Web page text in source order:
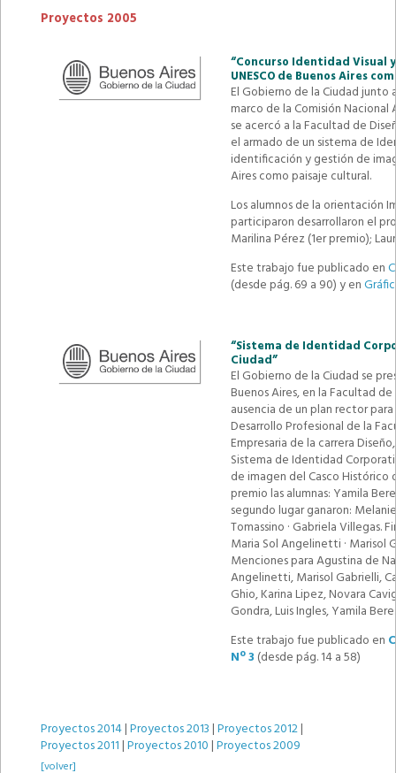
Proyectos 2005
“Concurso Identidad Visual
UNESCO de Buenos Aires
El Gobierno de la Ciudad
marco de la Comisión Nacional
se acercó a la Facultad de
el armado de un sistema de
identificación y gestión de
Aires como paisaje cultural.
Los alumnos de la orientación
participaron desarrollaron el
Marilina Pérez (1er premio);
Este trabajo fue publicado en
(desde pág. 69 a 90) y en
“Sistema de Identidad
Ciudad”
El Gobierno de la Ciudad se
Buenos Aires, en la Facultad
ausencia de un plan rector
Desarrollo Profesional de la
Empresaria de la carrera
Sistema de Identidad
de imagen del Casco Histórico
premio las alumnas: Yamila
segundo lugar ganaron:
Tomassino · Gabriela
Maria Sol Angelinetti · Marisol
Menciones para Agustina de
Angelinetti, Marisol Gabrielli,
Ghio, Karina Lipez, Novara
Gondra, Luis Ingles, Yamila
Este trabajo fue publicado en
Nº 3 (desde pág. 14 a 58)
Proyectos 2014|Proyectos 2013|Proyectos 2012|
Proyectos 2011|Proyectos 2010|Proyectos 2009
[volver]